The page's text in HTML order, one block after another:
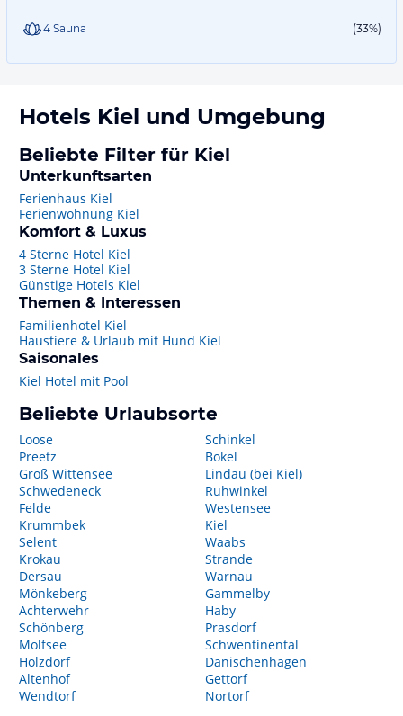
4 Sauna (33%)
Hotels Kiel und Umgebung
Beliebte Filter für Kiel
Unterkunftsarten
Ferienhaus Kiel
Ferienwohnung Kiel
Komfort & Luxus
4 Sterne Hotel Kiel
3 Sterne Hotel Kiel
Günstige Hotels Kiel
Themen & Interessen
Familienhotel Kiel
Haustiere & Urlaub mit Hund Kiel
Saisonales
Kiel Hotel mit Pool
Beliebte Urlaubsorte
Loose
Preetz
Groß Wittensee
Schwedeneck
Felde
Krummbek
Selent
Krokau
Dersau
Mönkeberg
Achterwehr
Schönberg
Molfsee
Holzdorf
Altenhof
Wendtorf
Schinkel
Bokel
Lindau (bei Kiel)
Ruhwinkel
Westensee
Kiel
Waabs
Strande
Warnau
Gammelby
Haby
Prasdorf
Schwentinental
Dänischenhagen
Gettorf
Nortorf